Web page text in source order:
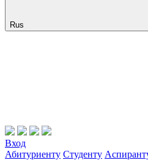
Rus
Вход
Абитуриенту Студенту